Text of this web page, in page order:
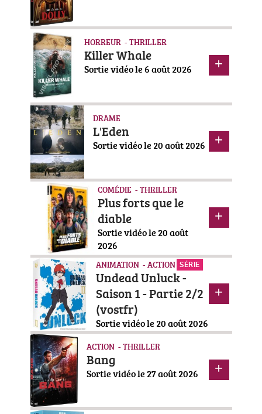
HORREUR - THRILLER
Killer Whale
Sortie vidéo le 6 août 2026
DRAME
L'Eden
Sortie vidéo le 20 août 2026
COMÉDIE - THRILLER
Plus forts que le
diable
Sortie vidéo le 20 août
2026
SÉRIE
ANIMATION - ACTION
Undead Unluck -
Saison 1 - Partie 2/2
(vostfr)
Sortie vidéo le 20 août 2026
ACTION - THRILLER
Bang
Sortie vidéo le 27 août 2026